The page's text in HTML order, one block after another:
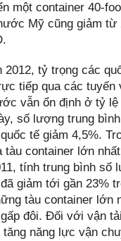
một container 40-
Mỹ cũng giảm từ
2012, tỷ trọng các
tiếp qua các tuyến
vẫn ổn định ở tỷ lệ
số lượng trung
tế giảm 4,5%.
tàu container lớn
tính trung bình số
giảm tới gần 23%
tàu container lớn
đôi. Đối với vận
năng lực vận